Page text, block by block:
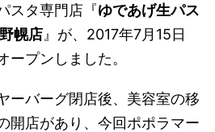
スタ専門店『ゆであげ生パス
幌店 』が、2017年7月15日
ープンしました。
ーバーグ閉店後、美容室の移
開店があり、今回ポポラマー